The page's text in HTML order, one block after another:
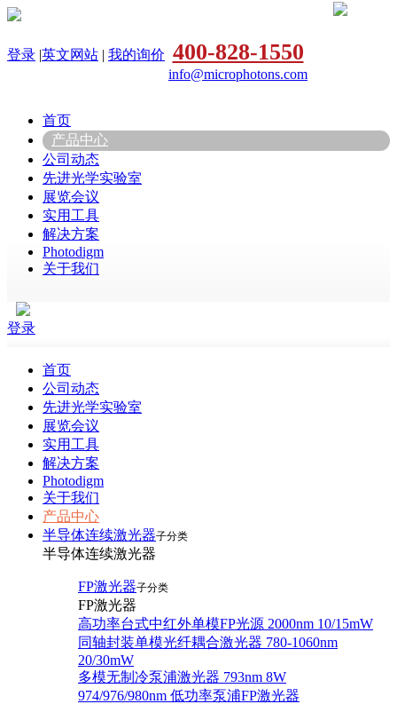
登录 |英文网站 | 我的询价 400-828-1550
info@microphotons.com
首页
产品中心
公司动态
先进光学实验室
展览会议
实用工具
解决方案
Photodigm
关于我们
登录
首页
公司动态
先进光学实验室
展览会议
实用工具
解决方案
Photodigm
关于我们
产品中心
半导体连续激光器子分类
半导体连续激光器
FP激光器子分类
FP激光器
高功率台式中红外单模FP光源 2000nm 10/15mW
同轴封装单模光纤耦合激光器 780-1060nm
20/30mW
多模无制冷泵浦激光器 793nm 8W
974/976/980nm 低功率泵浦FP激光器